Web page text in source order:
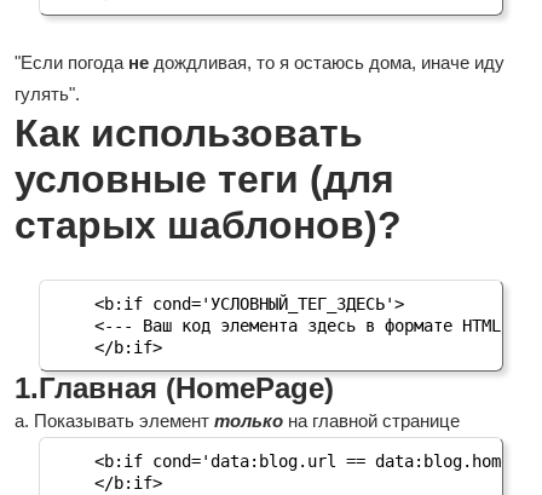
"Если погода недождливая, то я остаюсь дома, иначе иду
гулять".
Как использовать
условные теги (для
старых шаблонов)?
<b:if cond='УСЛОВНЫЙ_ТЕГ_ЗДЕСЬ'>
<--- Ваш код элемента здесь в формате HTML/
</b:if>
1.Главная (HomePage)
a. Показывать элемент толькона главной странице
<b:if cond='data:blog.url ==
</b:if>